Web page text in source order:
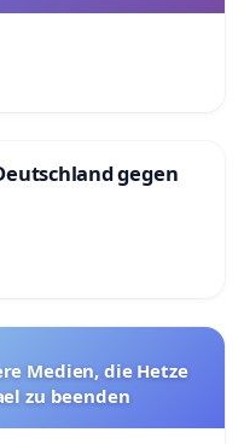
gegen
Medien, die Hetze
zu beenden